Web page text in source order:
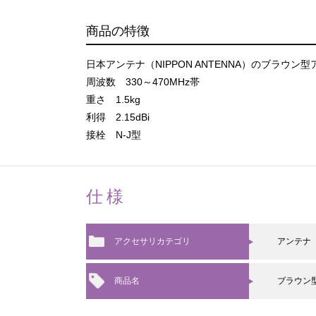
商品の特徴
日本アンテナ（NIPPON ANTENNA）のブラウン型
周波数 330～470MHz帯
重さ 1.5kg
利得 2.15dBi
接栓 N-J型
仕様
アクセサリカテゴリ アンテナ
商品名 ブラウン